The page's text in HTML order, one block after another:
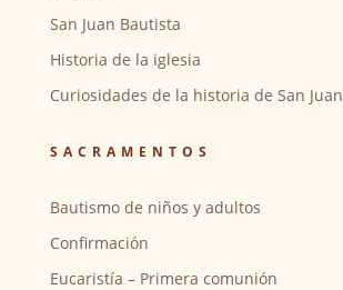
San Juan Bautista
Historia de la iglesia
Curiosidades de la historia de San Juan
SACRAMENTOS
Bautismo de niños y adultos
Confirmación
Eucaristía – Primera comunión